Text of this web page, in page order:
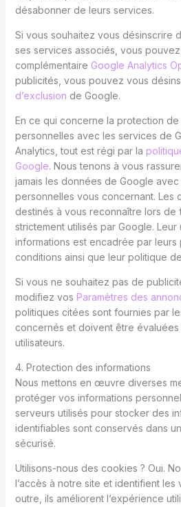
désabonner de leurs services.
Si vous souhaitez vous désinscrire
ses services associés, vous
complémentaire Google Analytics
publicités, vous pouvez vous
d’exclusion de Google.
En ce qui concerne la protection
personnelles avec les services de
Analytics, tout est régi par la
Google. Nous tenons à vous
jamais les données de Google avec
personnelles vous concernant. Les
destinés à vous reconnaître lors de
strictement utilisés par Google. Leur
informations est encadrée par
conditions ainsi que leur politique
Si vous ne souhaitez pas de
modifiez vos Paramètres des
politiques citées sont fournies par
concernés et doivent être
utilisateurs.
4. Protection des informations
Nous mettons en œuvre diverses
protéger vos informations
serveurs utilisés pour stocker des
identifiables sont conservés dans
sécurisé.
Utilisons-nous des cookies ? Oui.
l’accès à notre site et identifient les
outre, ils améliorent l’expérience